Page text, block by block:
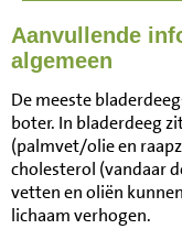
Aanvullende
algemeen
De meeste
boter. In bladerdeeg
(palmvet/olie en
cholesterol (vandaar
vetten en oliën
lichaam verhogen.